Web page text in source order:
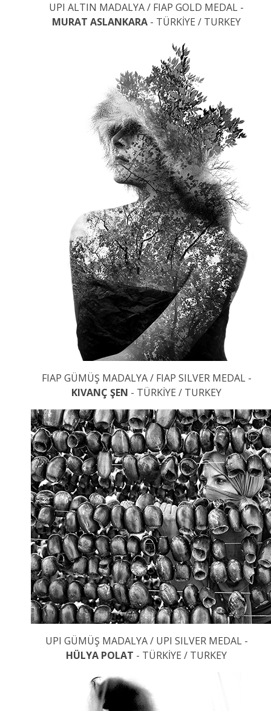
UPI ALTIN MADALYA / FIAP GOLD MEDAL -
MURAT ASLANKARA - TÜRKİYE / TURKEY
FIAP GÜMÜŞ MADALYA / FIAP SILVER MEDAL -
KIVANÇ ŞEN - TÜRKİYE / TURKEY
UPI GÜMÜŞ MADALYA / UPI SILVER MEDAL -
HÜLYA POLAT - TÜRKİYE / TURKEY